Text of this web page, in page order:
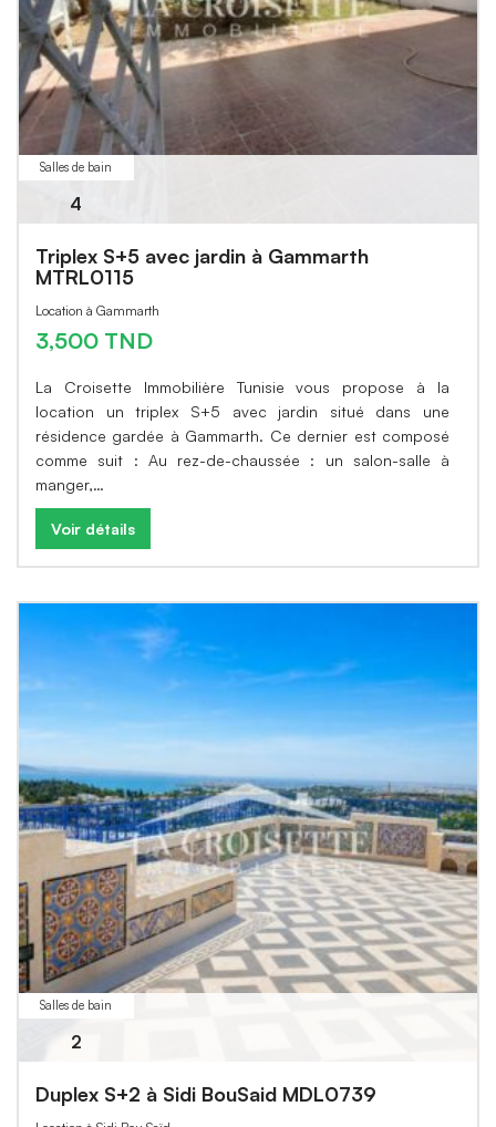
Salles de bain
4
Triplex S+5 avec jardin à Gammarth
MTRL0115
Location à Gammarth
3,500 TND
La Croisette Immobilière Tunisie vous propose à la
location un triplex S+5 avec jardin situé dans une
résidence gardée à Gammarth. Ce dernier est composé
comme suit : Au rez-de-chaussée : un salon-salle à
manger,…
Voir détails
Salles de bain
2
Duplex S+2 à Sidi BouSaid MDL0739